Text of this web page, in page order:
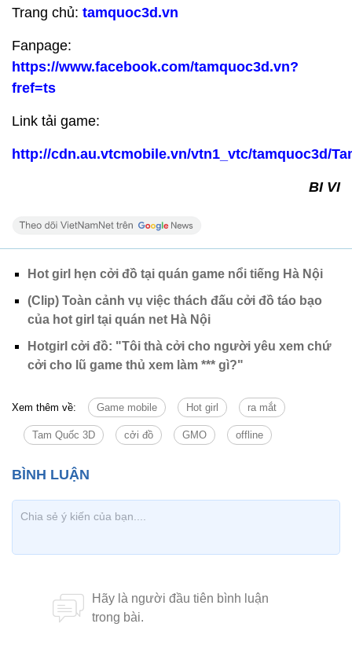
Trang chủ: tamquoc3d.vn
Fanpage:
https://www.facebook.com/tamquoc3d.vn?
fref=ts
Link tải game:
http://cdn.au.vtcmobile.vn/vtn1_vtc/tamquoc3d/
BI VI
Hot girl hẹn cởi đồ tại quán game nổi tiếng Hà Nội
(Clip) Toàn cảnh vụ việc thách đấu cởi đồ táo bạo
của hot girl tại quán net Hà Nội
Hotgirl cởi đồ: "Tôi thà cởi cho người yêu xem chứ
cởi cho lũ game thủ xem làm *** gì?"
Xem thêm về: Game mobile Hot girl ra mắt
Tam Quốc 3D cởi đồ GMO offline